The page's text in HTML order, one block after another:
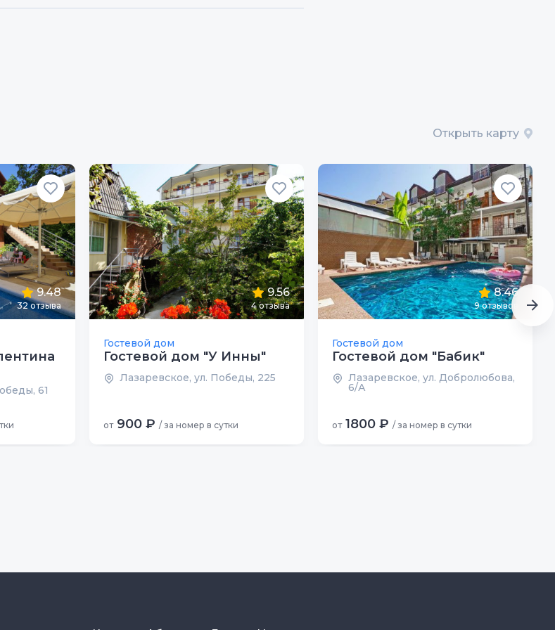
Открыть карту
9.48
32отзыва
61
9.56
4отзыва
Гостевой дом
Гостевой дом "У Инны"
Лазаревское, ул. Победы, 225
от 900 ₽ / за номер в сутки
8.46
9отзывов
Гостевой дом
Гостевой дом "Бабик"
Лазаревское, ул. Добролюбова,
6/А
от 1800 ₽ / за номер в сутки